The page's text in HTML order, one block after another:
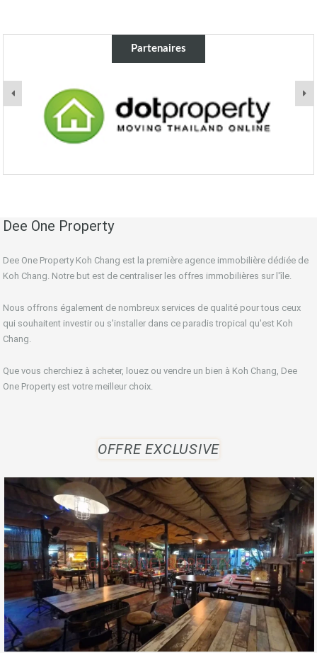
Partenaires
Dee One Property
Dee One Property Koh Chang est la première agence immobilière dédiée de
Koh Chang. Notre but est de centraliser les offres immobilières sur l'île.
Nous offrons également de nombreux services de qualité pour tous ceux
qui souhaitent investir ou s'installer dans ce paradis tropical qu'est Koh
Chang.
Que vous cherchiez à acheter, louez ou vendre un bien à Koh Chang, Dee
One Property est votre meilleur choix.
OFFRE EXCLUSIVE